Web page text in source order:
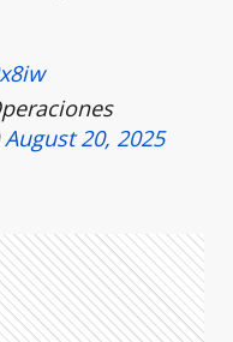
August 20, 2025